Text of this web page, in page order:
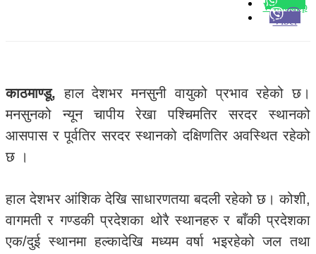
Whatsapp
Viber
काठमाण्डू, हाल देशभर मनसुनी वायुको प्रभाव रहेको छ।
मनसुनको न्यून चापीय रेखा पश्चिमतिर सरदर स्थानको
आसपास र पूर्वतिर सरदर स्थानको दक्षिणतिर अवस्थित रहेको
छ ।
हाल देशभर आंशिक देखि साधारणतया बदली रहेको छ। कोशी,
वागमती र गण्डकी प्रदेशका थोरै स्थानहरु र बाँकी प्रदेशका
एक/दुई स्थानमा हल्कादेखि मध्यम वर्षा भइरहेको जल तथा